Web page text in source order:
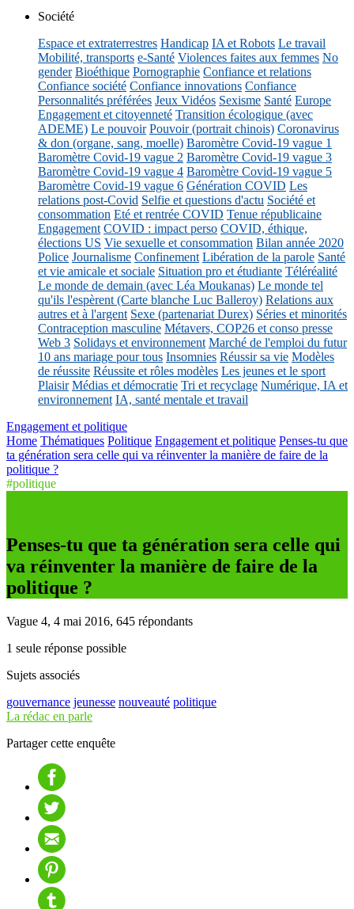
Société
Espace et extraterrestres Handicap IA et Robots Le travail
Mobilité, transports e-Santé Violences faites aux femmes No
gender Bioéthique Pornographie Confiance et relations
Confiance société Confiance innovations Confiance
Personnalités préférées Jeux Vidéos Sexisme Santé Europe
Engagement et citoyenneté Transition écologique (avec
ADEME) Le pouvoir Pouvoir (portrait chinois) Coronavirus
& don (organe, sang, moelle) Baromètre Covid-19 vague 1
Baromètre Covid-19 vague 2 Baromètre Covid-19 vague 3
Baromètre Covid-19 vague 4 Baromètre Covid-19 vague 5
Baromètre Covid-19 vague 6 Génération COVID Les
relations post-Covid Selfie et questions d'actu Société et
consommation Eté et rentrée COVID Tenue républicaine
Engagement COVID : impact perso COVID, éthique,
élections US Vie sexuelle et consommation Bilan année 2020
Police Journalisme Confinement Libération de la parole Santé
et vie amicale et sociale Situation pro et étudiante Téléréalité
Le monde de demain (avec Léa Moukanas) Le monde tel
qu'ils l'espèrent (Carte blanche Luc Balleroy) Relations aux
autres et à l'argent Sexe (partenariat Durex) Séries et minorités
Contraception masculine Métavers, COP26 et conso presse
Web 3 Solidays et environnement Marché de l'emploi du futur
10 ans mariage pour tous Insomnies Réussir sa vie Modèles
de réussite Réussite et rôles modèles Les jeunes et le sport
Plaisir Médias et démocratie Tri et recyclage Numérique, IA et
environnement IA, santé mentale et travail
Engagement et politique
Home Thématiques Politique Engagement et politique Penses-tu que
ta génération sera celle qui va réinventer la manière de faire de la
politique ?
#politique
Penses-tu que ta génération sera celle qui
va réinventer la manière de faire de la
politique ?
Vague 4, 4 mai 2016, 645 répondants
1 seule réponse possible
Sujets associés
gouvernance jeunesse nouveauté politique
La rédac en parle
Partager cette enquête